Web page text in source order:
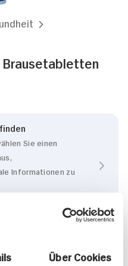
Über Cookies
Brausetabletten
Sie einen
Informationen zu